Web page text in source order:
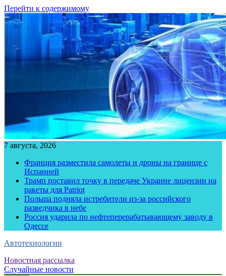
Перейти к содержимому
7 августа, 2026
Франция разместила самолеты и дроны на границе с
Испанией
Трамп поставил точку в передаче Украине лицензии на
ракеты для Patriot
Польша подняла истребители из-за российского
разведчика в небе
Россия ударила по нефтеперерабатывающему заводу в
Одессе
Автотехнологии
Новостная рассылка
Случайные новости